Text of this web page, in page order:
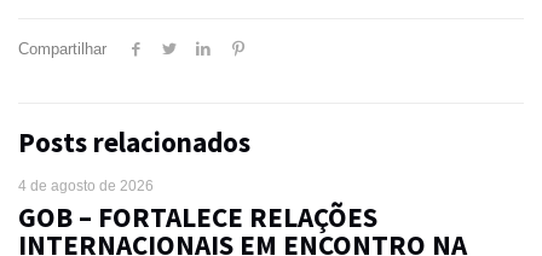
Compartilhar
Posts relacionados
4 de agosto de 2026
GOB – FORTALECE RELAÇÕES
INTERNACIONAIS EM ENCONTRO NA